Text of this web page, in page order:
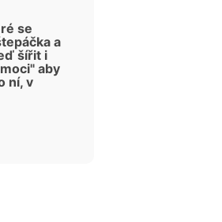
se
a
šířit i
aby
ní, v